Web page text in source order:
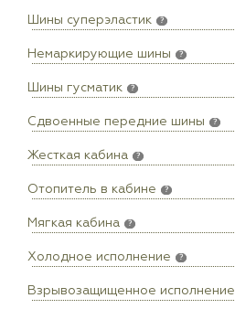
Шины суперэластик ?
Немаркирующие шины ?
Шины гусматик ?
Сдвоенные передние шины ?
Жесткая кабина ?
Отопитель в кабине ?
Мягкая кабина ?
Холодное исполнение ?
Взрывозащищенное исполнение